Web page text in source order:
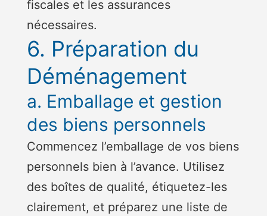
fiscales et les assurances
nécessaires.
6. Préparation du
Déménagement
a. Emballage et gestion
des biens personnels
Commencez l’emballage de vos biens
personnels bien à l’avance. Utilisez
des boîtes de qualité, étiquetez-les
clairement, et préparez une liste de